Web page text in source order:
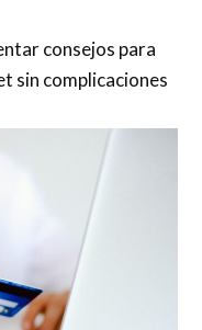
consejos para
sin complicaciones